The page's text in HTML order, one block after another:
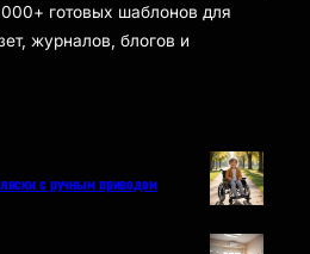
готовых шаблонов для
журналов, блогов и
с ручным приводом